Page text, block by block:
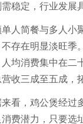
稳定，行业发展
人简餐与多人小
存在明显淡旺季
均消费集中在二
收三成至五成，
来看，鸡公煲经过
费潜力，只要选